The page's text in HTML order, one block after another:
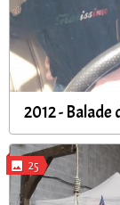
2012 - Balade
25